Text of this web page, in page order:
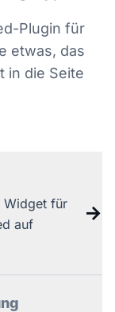
Plugin für
etwas, das
in die Seite
Widget für
auf
→